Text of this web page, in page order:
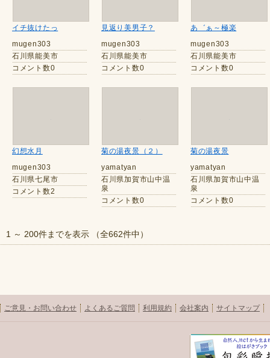
イチ抜けたっ
mugen303
石川県能美市
コメント数0
見返り美男子？
mugen303
石川県能美市
コメント数0
あ゛ぁ～極楽
mugen303
石川県能美市
コメント数0
幻想水月
mugen303
石川県七尾市
コメント数2
菊の湯夜景（２）
yamatyan
石川県加賀市山中温
泉
コメント数0
菊の湯夜景
yamatyan
石川県加賀市山中温
泉
コメント数0
1 ～ 200件までを表示 （全662件中）
ご意見・お問い合わせ よくあるご質問 利用規約 会社案内 サイトマップ